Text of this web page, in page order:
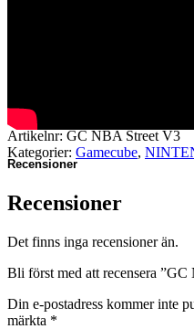
Artikelnr: GC NBA Street V3
Kategorier: Gamecube,
Recensioner
Recensioner
Det finns inga recensioner än.
Bli först med att recensera
Din e-postadress kommer inte
märkta *